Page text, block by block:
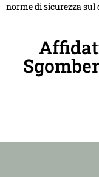
norme di sicurezza sul